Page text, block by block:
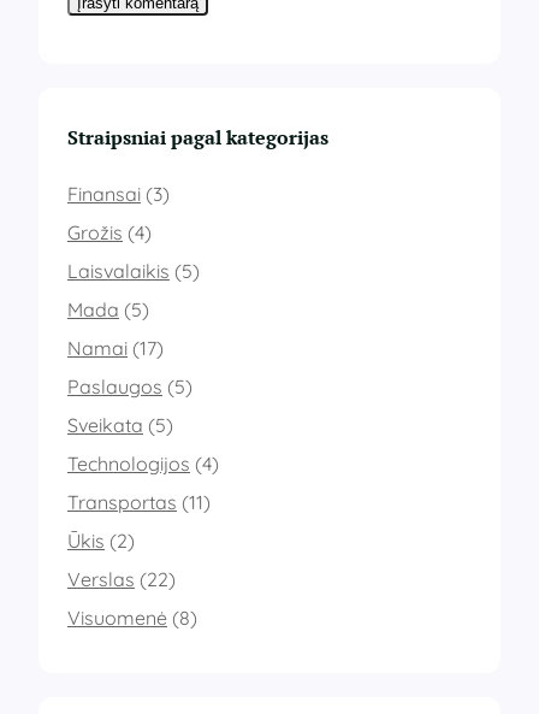
Straipsniai pagal kategorijas
Finansai (3)
Grožis (4)
Laisvalaikis (5)
Mada (5)
Namai (17)
Paslaugos (5)
Sveikata (5)
Technologijos (4)
Transportas (11)
Ūkis (2)
Verslas (22)
Visuomenė (8)